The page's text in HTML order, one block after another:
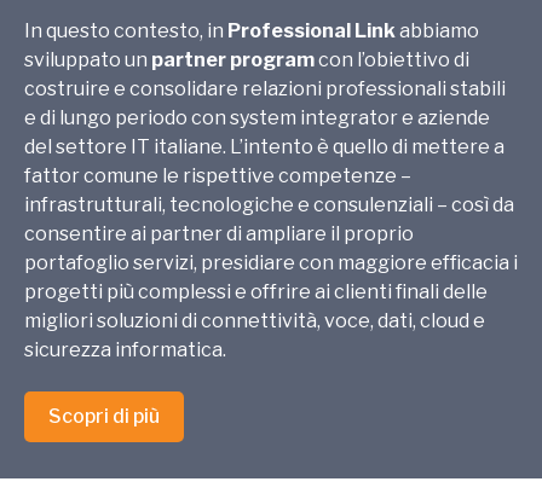
In questo contesto, in Professional Link abbiamo
sviluppato un partner programcon l’obiettivo di
costruire e consolidare relazioni professionali stabili
e di lungo periodo con system integrator e aziende
del settore IT italiane. L’intento è quello di mettere a
fattor comune le rispettive competenze –
infrastrutturali, tecnologiche e consulenziali – così da
consentire ai partner di ampliare il proprio
portafoglio servizi, presidiare con maggiore efficacia i
progetti più complessi e offrire ai clienti finali delle
migliori soluzioni di connettività, voce, dati, cloud e
sicurezza informatica.
Scopri di più